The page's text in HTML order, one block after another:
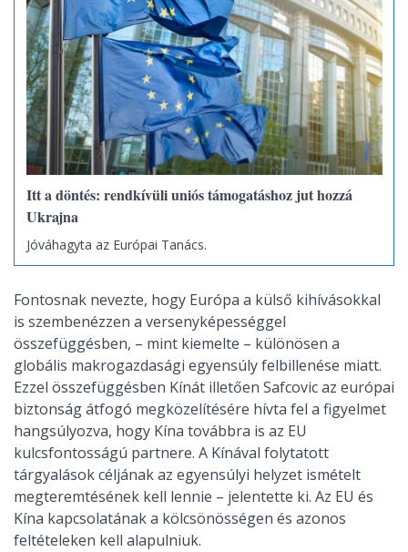
Itt a döntés: rendkívüli uniós támogatáshoz jut hozzá
Ukrajna
Jóváhagyta az Európai Tanács.
Fontosnak nevezte, hogy Európa a külső kihívásokkal
is szembenézzen a versenyképességgel
összefüggésben, – mint kiemelte – különösen a
globális makrogazdasági egyensúly felbillenése miatt.
Ezzel összefüggésben Kínát illetően Safcovic az európai
biztonság átfogó megközelítésére hívta fel a figyelmet
hangsúlyozva, hogy Kína továbbra is az EU
kulcsfontosságú partnere. A Kínával folytatott
tárgyalások céljának az egyensúlyi helyzet ismételt
megteremtésének kell lennie – jelentette ki. Az EU és
Kína kapcsolatának a kölcsönösségen és azonos
feltételeken kell alapulniuk.